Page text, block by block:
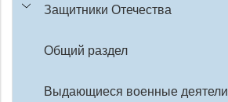
Защитники Отечества
Общий раздел
Выдающиеся военные деятели